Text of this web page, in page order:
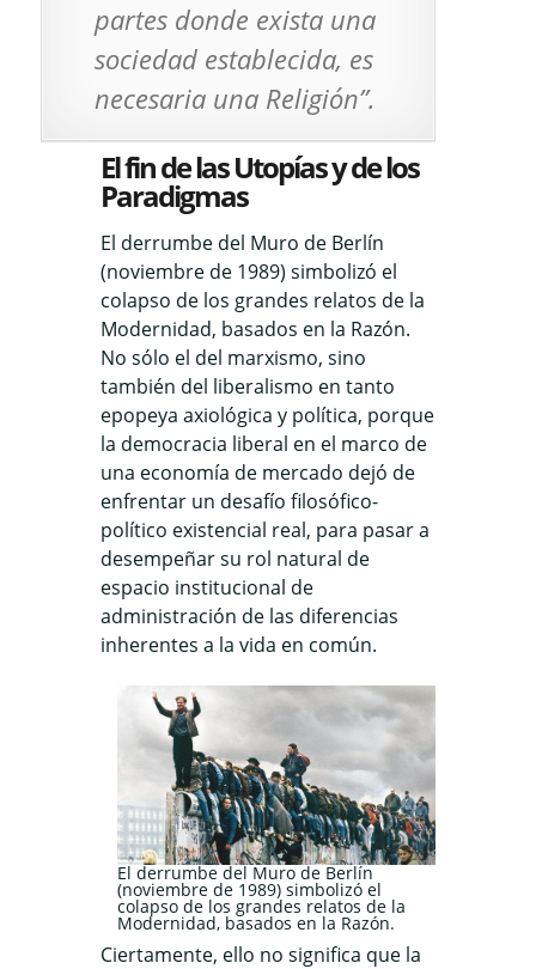
partes donde exista una
sociedad establecida, es
necesaria una Religión”.
El fin de las Utopías y de los
Paradigmas
El derrumbe del Muro de Berlín
(noviembre de 1989) simbolizó el
colapso de los grandes relatos de la
Modernidad, basados en la Razón.
No sólo el del marxismo, sino
también del liberalismo en tanto
epopeya axiológica y política, porque
la democracia liberal en el marco de
una economía de mercado dejó de
enfrentar un desafío filosófico-
político existencial real, para pasar a
desempeñar su rol natural de
espacio institucional de
administración de las diferencias
inherentes a la vida en común.
El derrumbe del Muro de Berlín
(noviembre de 1989) simbolizó el
colapso de los grandes relatos de la
Modernidad, basados en la Razón.
Ciertamente, ello no significa que la